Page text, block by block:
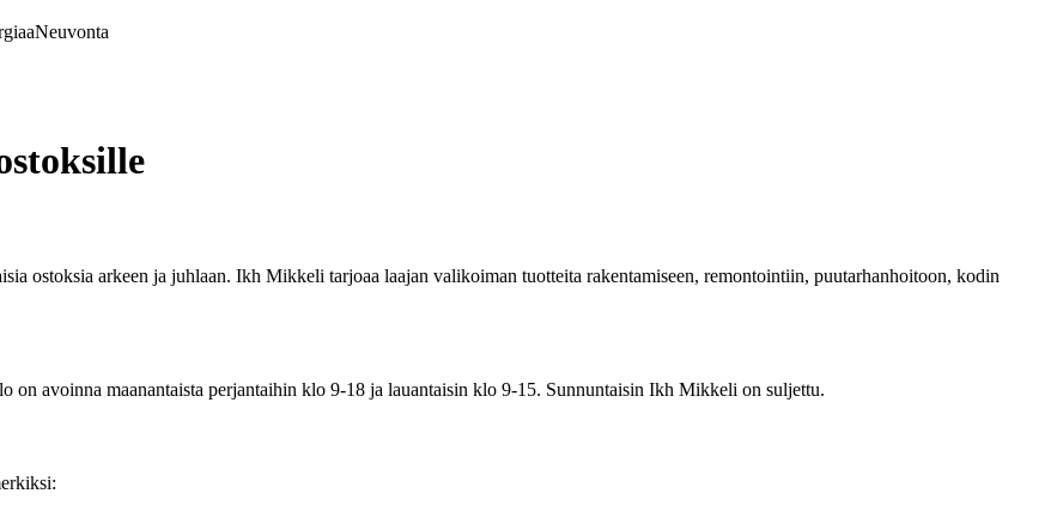
Neuvonta
ostoksia arkeen ja juhlaan. Ikh Mikkeli tarjoaa laajan valikoiman tuotteita rakentamiseen, remontointiin, puutarhanhoitoon, kodin
on avoinna maanantaista perjantaihin klo 9-18 ja lauantaisin klo 9-15. Sunnuntaisin Ikh Mikkeli on suljettu.